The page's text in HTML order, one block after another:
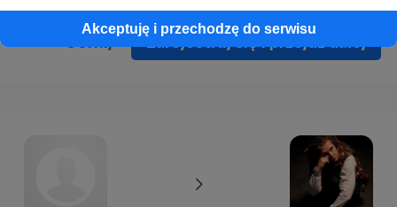
Akceptuję i przechodzę do serwisu
Zarejestruj się i przejdź dalej